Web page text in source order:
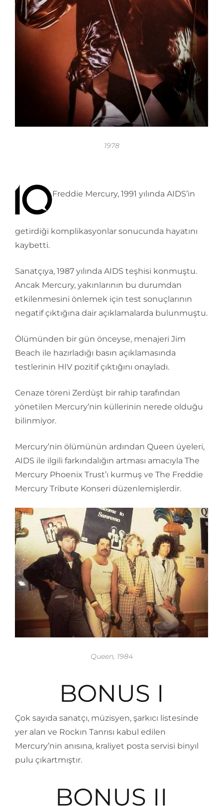
1978
Freddie Mercury, 1991 yılında AIDS’in
getirdiği komplikasyonlar sonucunda hayatını
kaybetti.
Sanatçıya, 1987 yılında AIDS teşhisi konmuştu.
Ancak Mercury, yakınlarının bu durumdan
etkilenmesini önlemek için test sonuçlarının
negatif çıktığına dair açıklamalarda bulunmuştu.
Ölümünden bir gün önceyse, menajeri Jim
Beach ile hazırladığı basın açıklamasında
testlerinin HIV pozitif çıktığını onayladı.
Cenaze töreni Zerdüşt bir rahip tarafından
yönetilen Mercury’nin küllerinin nerede olduğu
bilinmiyor.
Mercury’nin ölümünün ardından Queen üyeleri,
AIDS ile ilgili farkındalığın artması amacıyla The
Mercury Phoenix Trust’ı kurmuş ve The Freddie
Mercury Tribute Konseri düzenlemişlerdir.
Queen, 1984
BONUS I
Çok sayıda sanatçı, müzisyen, şarkıcı listesinde
yer alan ve Rockın Tanrısı kabul edilen
Mercury’nin anısına, kraliyet posta servisi binyıl
pulu çıkartmıştır.
BONUS II